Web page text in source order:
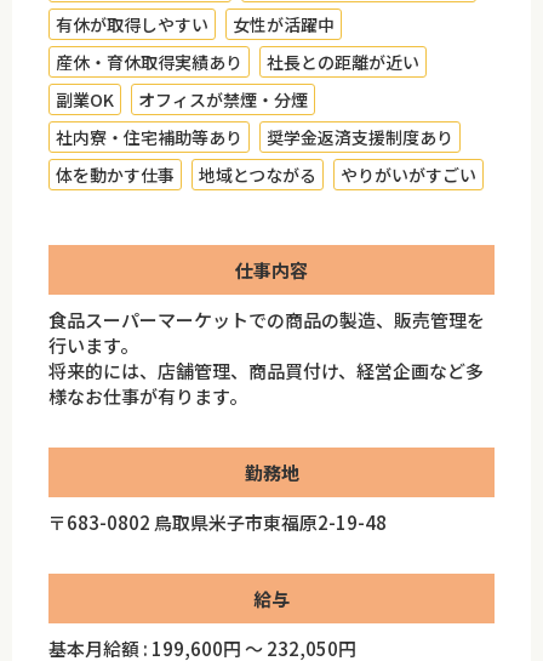
有休が取得しやすい
女性が活躍中
産休・育休取得実績あり
社長との距離が近い
副業OK
オフィスが禁煙・分煙
社内寮・住宅補助等あり
奨学金返済支援制度あり
体を動かす仕事
地域とつながる やりがいがすごい
仕事内容
食品スーパーマーケットでの商品の製造、販売管理を
行います。
将来的には、店舗管理、商品買付け、経営企画など多
様なお仕事が有ります。
勤務地
〒683-0802 鳥取県米子市東福原2-19-48
給与
基本月給額 : 199,600円 ～ 232,050円